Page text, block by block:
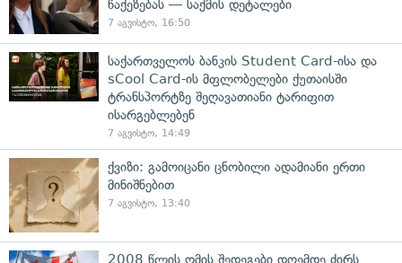
წაქეზებას — საქმის დეტალები
7 აგვისტო, 16:50
საქართველოს ბანკის Student Card-ისა და
sCool Card-ის მფლობელები ქუთაისში
ტრანსპორტზე შეღავათიანი ტარიფით
ისარგებლებენ
7 აგვისტო, 14:49
ქვიზი: გამოიცანი ცნობილი ადამიანი ერთი
მინიშნებით
7 აგვისტო, 13:40
2008 წლის ომის შედეგები დღემდე ძირს